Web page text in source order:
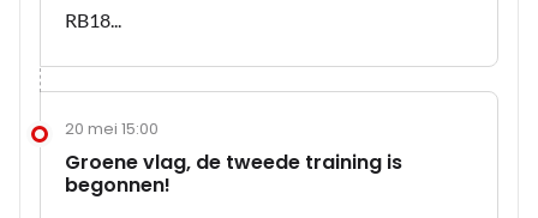
RB18...
20 mei 15:00
Groene vlag, de tweede training is
begonnen!